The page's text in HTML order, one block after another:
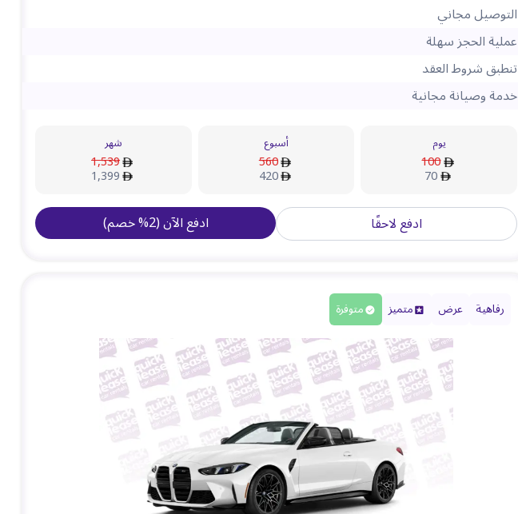
التوصيل مجاني
عملية الحجز سهلة
تنطبق شروط العقد
خدمة وصيانة مجانية
يوم
100
70
أسبوع
560
420
شهر
1,539
1,399
ادفع لاحقًا ادفع الآن(
2
%خصم)
رفاهية عرض متميز متوفرة